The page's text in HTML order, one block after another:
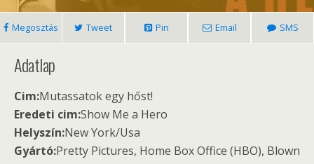
Megosztás Tweet Pin Email SMS
Adatlap
Cim:Mutassatok egy hőst!
Eredeti cim:Show Me a Hero
Helyszín:New York/Usa
Gyártó:Pretty Pictures, Home Box Office (HBO), Blown